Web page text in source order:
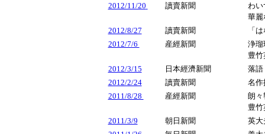
2012/11/20
讀賣新聞
わい
華
2012/8/27
讀賣新聞
「
2012/7/6
産經新聞
浄瑠
豊
2012/3/15
日本經濟新聞
落語
2012/2/24
讀賣新聞
名
2011/8/28
産經新聞
朗々
豊
2011/3/9
朝日新聞
英